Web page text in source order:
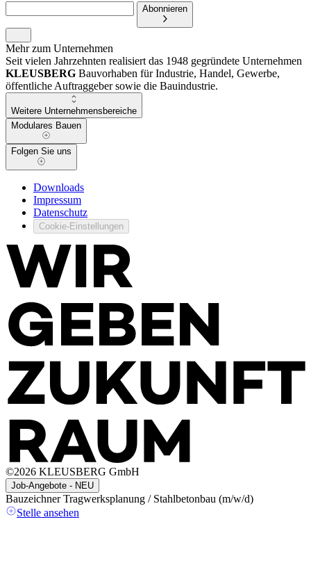
Abonnieren
Mehr zum Unternehmen
Seit vielen Jahrzehnten realisiert das 1948 gegründete Unternehmen
KLEUSBERG Bauvorhaben für Industrie, Handel, Gewerbe,
öffentliche Auftraggeber sowie die Bauindustrie.
Weitere Unternehmensbereiche
Modulares Bauen
Folgen Sie uns
Downloads
Impressum
Datenschutz
Cookie-Einstellungen
©2026 KLEUSBERG GmbH
Job-Angebote - NEU
Bauzeichner Tragwerksplanung / Stahlbetonbau (m/w/d)
Stelle ansehen